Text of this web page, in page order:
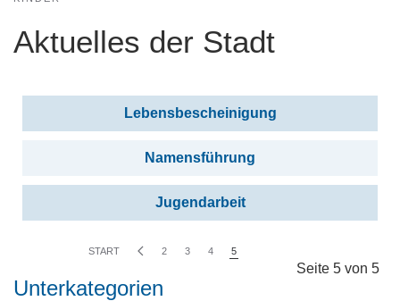
Aktuelles der Stadt
Beiträge
Lebensbescheinigung
Namensführung
Jugendarbeit
Seite 5 von 5
START 2 3 4 5
Unterkategorien